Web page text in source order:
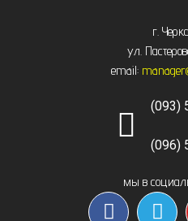
Монастырище, Смела,
Черкассы,
г.
ул.
email:
(093)
(096)
мы в